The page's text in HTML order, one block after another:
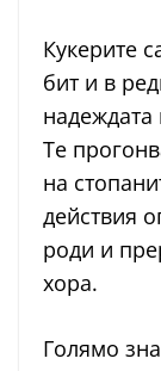
Кукерите
бит и в
надеждата
Те
на
действия
роди и
хора.
Голямо